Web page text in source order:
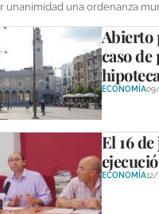
unanimidad una ordenanza
Abierto
caso
ECONOMÍA
El 16
ECONOMÍA12/